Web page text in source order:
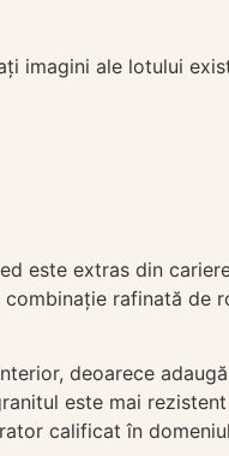
imagini ale lotului
este extras din
rafinată
deoarece
este mai
calificat în